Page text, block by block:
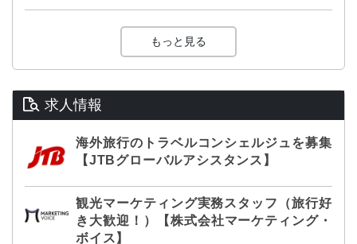
もっと見る
求人情報
海外旅行のトラベルコンシェルジュを募集
【JTBグローバルアシスタンス】
観光マーケティング実務スタッフ（旅行好
き大歓迎！）【株式会社マーケティング・
ボイス】